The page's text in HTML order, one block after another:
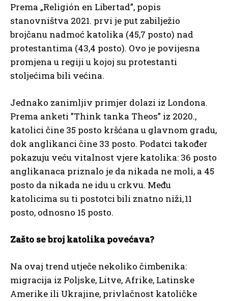
Prema „Religión en Libertad”, popis
stanovništva 2021. prvi je put zabilježio
brojčanu nadmoć katolika (45,7 posto) nad
protestantima (43,4 posto). Ovo je povijesna
promjena u regiji u kojoj su protestanti
stoljećima bili većina.
Jednako zanimljiv primjer dolazi iz Londona.
Prema anketi ”Think tanka Theos” iz 2020.,
katolici čine 35 posto kršćana u glavnom gradu,
dok anglikanci čine 33 posto. Podatci također
pokazuju veću vitalnost vjere katolika: 36 posto
anglikanaca priznalo je da nikada ne moli, a 45
posto da nikada ne idu u crkvu. Među
katolicima su ti postotci bili znatno niži, 11
posto, odnosno 15 posto.
Zašto se broj katolika povećava?
Na ovaj trend utječe nekoliko čimbenika:
migracija iz Poljske, Litve, Afrike, Latinske
Amerike ili Ukrajine, privlačnost katoličke